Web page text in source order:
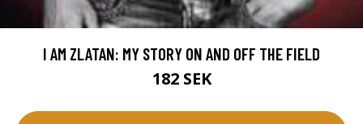
I AM ZLATAN: MY STORY ON AND OFF THE FIELD
182 SEK